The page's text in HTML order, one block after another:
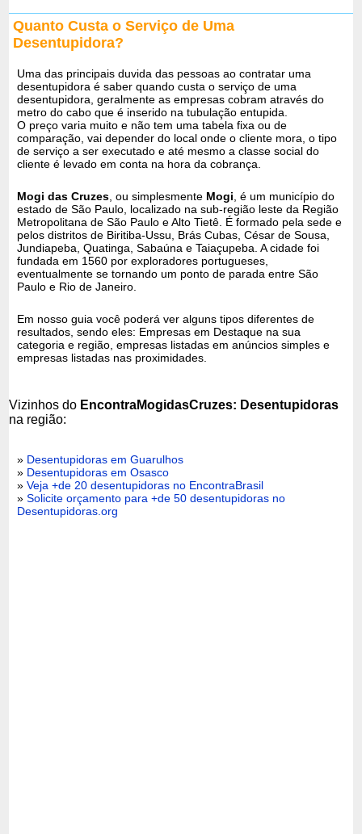
Quanto Custa o Serviço de Uma
Desentupidora?
Uma das principais duvida das pessoas ao contratar uma
desentupidora é saber quando custa o serviço de uma
desentupidora, geralmente as empresas cobram através do
metro do cabo que é inserido na tubulação entupida.
O preço varia muito e não tem uma tabela fixa ou de
comparação, vai depender do local onde o cliente mora, o tipo
de serviço a ser executado e até mesmo a classe social do
cliente é levado em conta na hora da cobrança.
Mogi das Cruzes , ou simplesmente Mogi , é um município do
estado de São Paulo, localizado na sub-região leste da Região
Metropolitana de São Paulo e Alto Tietê. É formado pela sede e
pelos distritos de Biritiba-Ussu, Brás Cubas, César de Sousa,
Jundiapeba, Quatinga, Sabaúna e Taiaçupeba. A cidade foi
fundada em 1560 por exploradores portugueses,
eventualmente se tornando um ponto de parada entre São
Paulo e Rio de Janeiro.
Em nosso guia você poderá ver alguns tipos diferentes de
resultados, sendo eles: Empresas em Destaque na sua
categoria e região, empresas listadas em anúncios simples e
empresas listadas nas proximidades.
Vizinhos do EncontraMogidasCruzes: Desentupidoras
na região:
» Desentupidoras em Guarulhos
» Desentupidoras em Osasco
»Veja +de 20 desentupidoras no EncontraBrasil
»Solicite orçamento para +de 50 desentupidoras no
Desentupidoras.org